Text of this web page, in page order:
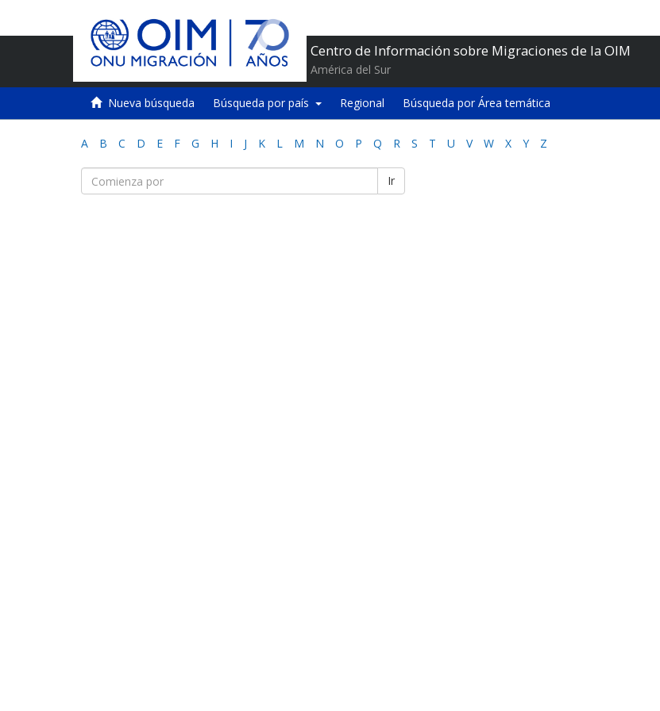
Centro de Información sobre Migraciones de la OIM
América del Sur
Nueva búsqueda Búsqueda por país Regional Búsqueda por Área temática
A B C D E F G H I J K L M N O P Q R S T U V W X Y Z
Ir